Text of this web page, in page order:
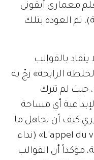
معماري أيقوني
ثم العودة بتلك
بالقوالب
الرابحة» زجّ به
حيث لم تترك
أي مساحة
كيف أن تجاهل ما
يطلق عليه الفرنسيون اسم «L'appel du vide» (نداء
مؤكداً أن القوالب